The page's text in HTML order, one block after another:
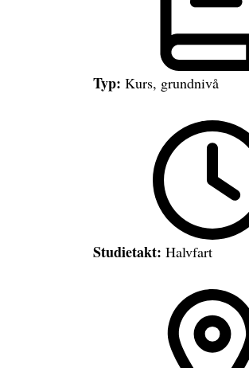
Typ: Kurs, grundnivå
Studietakt: Halvfart